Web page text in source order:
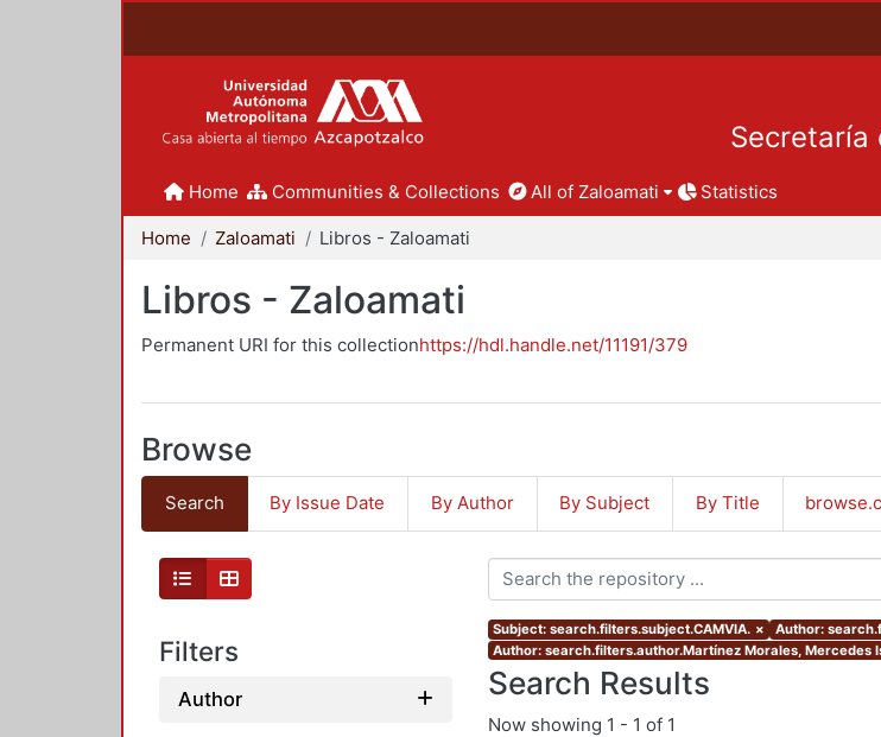
Secretaría
Home Communities & Collections All of Zaloamati Statistics
Home Zaloamati Libros - Zaloamati
Libros - Zaloamati
Permanent URI for this collectionhttps://hdl.handle.net/11191/379
Browse
Search By Issue Date By Author By Subject By Title
Filters
Author
Subject: search.filters.subject.CAMVIA. × Author:
Author: search.filters.author.Martínez Morales, Mercedes
Search Results
Now showing 1 - 1 of 1